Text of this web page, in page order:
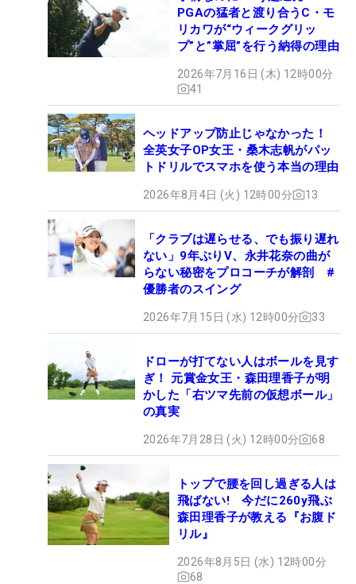
PGAの猛者と渡り合うC・モ
リカワが“ウィークグリッ
プ”と”掌屈”を行う納得の理由
2026年7月16日 (木) 12時00分
41
ヘッドアップ防止じゃなかった！
全英女子OP女王・桑木志帆がパッ
トドリルでスマホを使う本当の理由
2026年8月4日 (火) 12時00分 13
「クラブは遅らせる、でも振り遅れ
ない」9年ぶりV、永井花奈の曲が
らない秘密をプロコーチが解剖 #
優勝者のスイング
2026年7月15日 (水) 12時00分 33
ドローが打てない人はボールを見す
ぎ！ 元賞金女王・森田理香子が明
かした「右ツマ先前の仮想ボール」
の真実
2026年7月28日 (火) 12時00分 68
トップで腰を回し過ぎる人は
飛ばない! 今だに260y飛ぶ
森田理香子が教える『お腹ド
リル』
2026年8月5日 (水) 12時00分
68